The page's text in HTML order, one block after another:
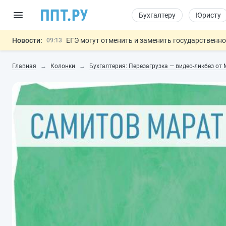
Бухгалтеру Юристу
Новости: 09:13 ЕГЭ могут отменить и заменить
06.08 Минпромторг предложил запретить
Подписан указ об отмене спецрежима для
Обеспечительный платёж СПОТ
Главная Колонки Бухгалтерия: Перезагрузка — видео-ликбез